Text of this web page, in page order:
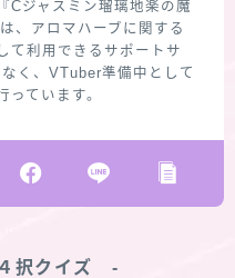
Cジャスミン瑠璃地楽の魔
、アロマハーブに関する
て利用できるサポートサ
く、VTuber準備中として
ています。
択クイズ ‐